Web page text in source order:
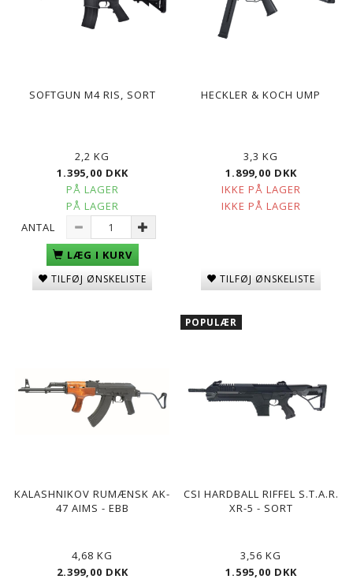
SOFTGUN M4 RIS, SORT
2,2 KG
1.395,00 DKK
PÅ LAGER
PÅ LAGER
ANTAL
LÆG I KURV
TILFØJ ØNSKELISTE
HECKLER & KOCH UMP
3,3 KG
1.899,00 DKK
IKKE PÅ LAGER
IKKE PÅ LAGER
TILFØJ ØNSKELISTE
KALASHNIKOV RUMÆNSK AK-
47 AIMS - EBB
4,68 KG
2.399,00 DKK
POPULÆR
CSI HARDBALL RIFFEL S.T.A.R.
XR-5 - SORT
3,56 KG
1.595,00 DKK